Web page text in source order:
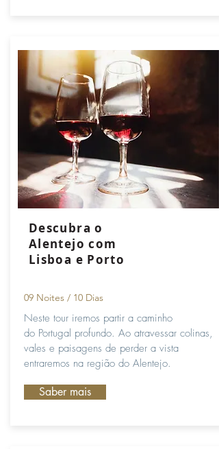
Descubra o
Alentejo com
Lisboa e Porto
09 Noites / 10 Dias
Neste tour iremos partir a caminho
do Portugal profundo. Ao atravessar colinas,
vales e paisagens de perder a vista
entraremos na região do Alentejo.
Saber mais